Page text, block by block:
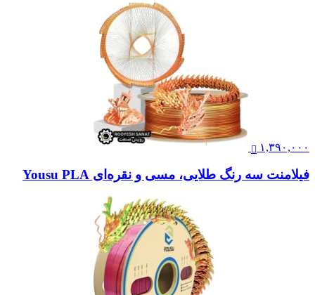
۱,۳۹۰,۰۰۰
فیلامنت سه رنگ طلایی، مسی و نقره‌ای Yousu PLA